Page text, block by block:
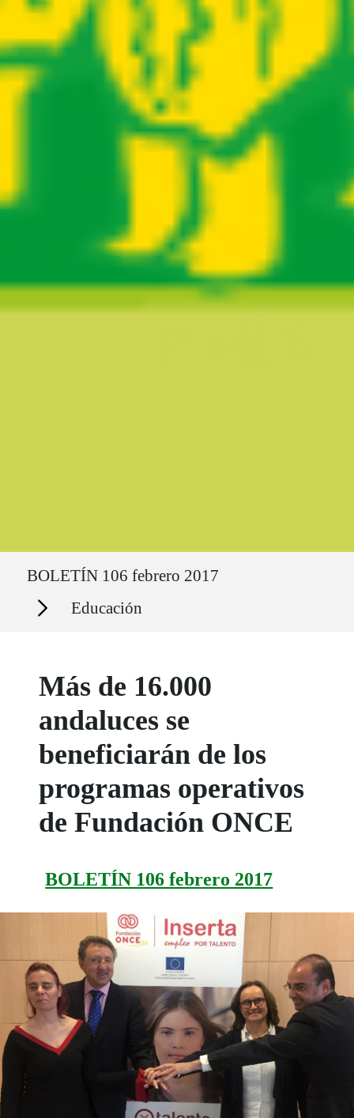
BOLETÍN 106 febrero 2017
Secciones Educación
Más de 16.000
andaluces se
beneficiarán de los
programas operativos
de Fundación ONCE
BOLETÍN 106 febrero 2017